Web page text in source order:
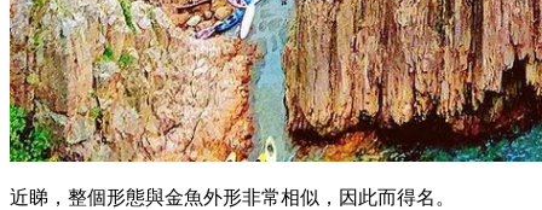
近睇，整個形態與金魚外形非常相似，因此而得名。